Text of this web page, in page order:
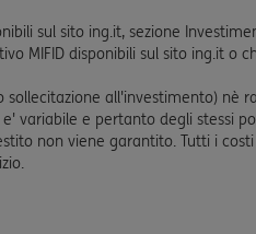
sul sito ing.it, sezione
MIFID disponibili sul sito ing.it o
all'investimento) nè
variabile e pertanto degli stessi
non viene garantito. Tutti i